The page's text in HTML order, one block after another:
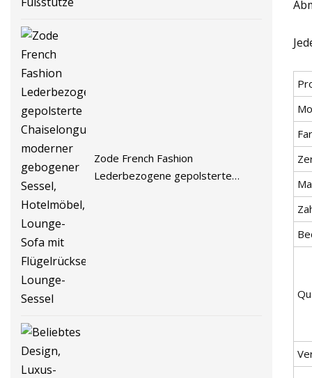
Zode French Fashion
Lederbezogene gepolsterte